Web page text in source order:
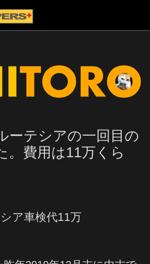
ーテシアの一回目の
。費用は11万くら
ア車検代11万